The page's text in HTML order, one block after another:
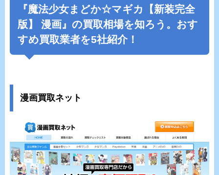
『魔法少女まどか☆マギカ【新装完全
版】
漫画』の買取相場を知ろう。おす
すめ買取業者を5社紹介！
漫画買取ネット